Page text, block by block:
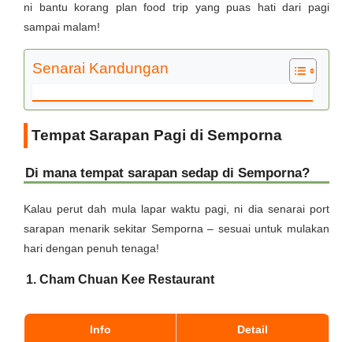
ni bantu korang plan food trip yang puas hati dari pagi
sampai malam!
Senarai Kandungan
Tempat Sarapan Pagi di Semporna
Di mana tempat sarapan sedap di Semporna?
Kalau perut dah mula lapar waktu pagi, ni dia senarai port
sarapan menarik sekitar Semporna – sesuai untuk mulakan
hari dengan penuh tenaga!
1. Cham Chuan Kee Restaurant
Info Detail